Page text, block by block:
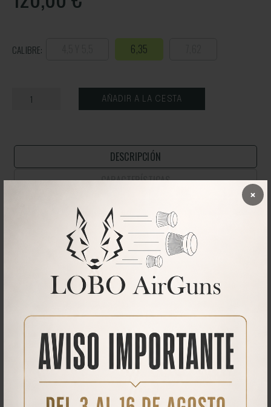
×
CALIBRE: 6,35
AÑADIR A LA CESTA
DESCRIPCIÓN
CARACTERÍSTICAS
Moderador de sonido para carabinas de
aire comprimido potentes
moderador de sonido BIG BORE
Ha sido especialmente
diseñado para carabinas de aire comprimido PCP. Reduce
drásticamente el sonido generado por el disparo.
Está fabricado en aluminio de calidad AL6082 para conseguir un
ni durabilidad.
Rosca 1/2 UNF hembra.